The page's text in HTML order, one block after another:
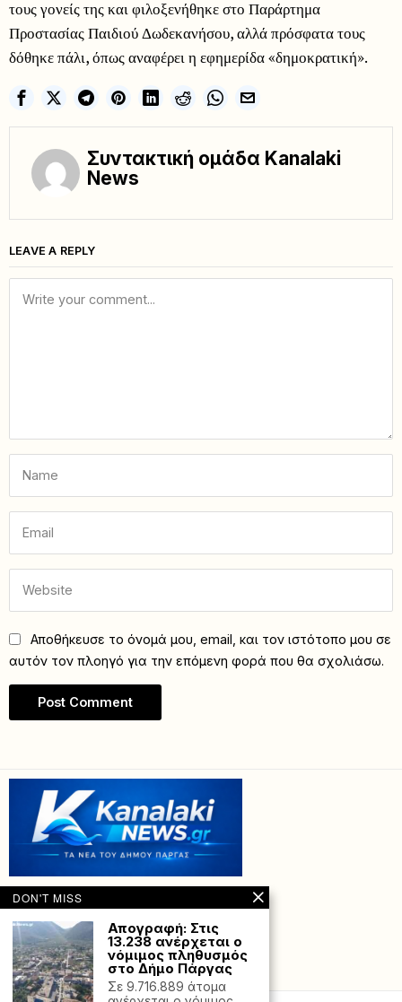
τους γονείς της και φιλοξενήθηκε στο Παράρτημα
Προστασίας Παιδιού Δωδεκανήσου, αλλά πρόσφατα τους
δόθηκε πάλι, όπως αναφέρει η εφημερίδα «δημοκρατική».
Συντακτική ομάδα Kanalaki
News
LEAVE A REPLY
Αποθήκευσε το όνομά μου, email, και τον ιστότοπο μου σε
αυτόν τον πλοηγό για την επόμενη φορά που θα σχολιάσω.
Powered with by Hostville”)
DON'T MISS
Απογραφή: Στις
13.238 ανέρχεται ο
νόμιμος πληθυσμός
στο Δήμο Πάργας
Σε 9.716.889 άτομα